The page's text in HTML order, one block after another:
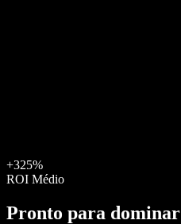
+325%
ROI Médio
Pronto para dominar